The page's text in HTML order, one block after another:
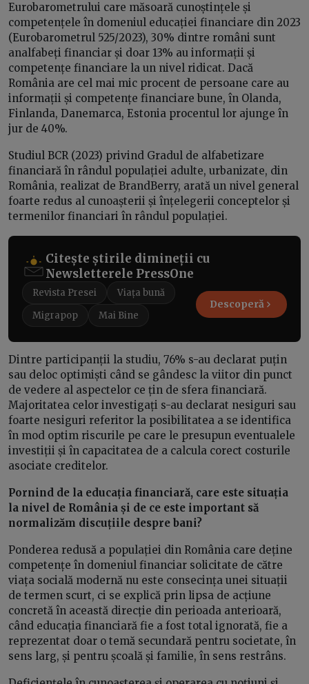
Eurobarometrului care măsoară cunoștințele și
competențele în domeniul educației financiare din 2023
(Eurobarometrul 525/2023), 30% dintre români sunt
analfabeți financiar și doar 13% au informații și
competențe financiare la un nivel ridicat. Dacă
România are cel mai mic procent de persoane care au
informații și competențe financiare bune, în Olanda,
Finlanda, Danemarca, Estonia procentul lor ajunge în
jur de 40%.
Studiul BCR (2023) privind Gradul de alfabetizare
financiară în rândul populației adulte, urbanizate, din
România, realizat de BrandBerry, arată un nivel general
foarte redus al cunoașterii și înțelegerii conceptelor și
termenilor financiari în rândul populației.
Citește știrile dimineții cu
Newsletterele PressOne
Revista Presei
Viața bună
Migrapop
Mai Bine
Descoperă
Dintre participanții la studiu, 76% s-au declarat puțin
sau deloc optimiști când se gândesc la viitor din punct
de vedere al aspectelor ce țin de sfera financiară.
Majoritatea celor investigați s-au declarat nesiguri sau
foarte nesiguri referitor la posibilitatea a se identifica
în mod optim riscurile pe care le presupun eventualele
investiții și în capacitatea de a calcula corect costurile
asociate creditelor.
Pornind de la educația financiară, care este situația
la nivel de România și de ce este important să
normalizăm discuțiile despre bani?
Ponderea redusă a populației din România care deține
competențe în domeniul financiar solicitate de către
viața socială modernă nu este consecința unei situații
de termen scurt, ci se explică prin lipsa de acțiune
concretă în această direcție din perioada anterioară,
când educația financiară fie a fost total ignorată, fie a
reprezentat doar o temă secundară pentru societate, în
sens larg, și pentru școală și familie, în sens restrâns.